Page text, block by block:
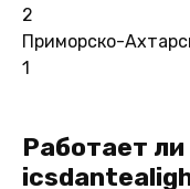
2
Приморско-
1
Работает ли